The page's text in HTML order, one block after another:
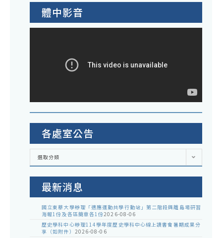
體中影音
各處室公告
各
室
選取分類
最新消息
國立東華大學辦理「適應運動共學行動站」第二階段與離島場研習
海報1份及各區簡章各1份2026-08-06
歷史學科中心辦理114學年度歷史學科中心線上讀書會暑期成果分
享（如附件） 2026-08-06